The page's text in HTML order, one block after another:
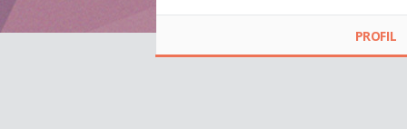
PROFIL